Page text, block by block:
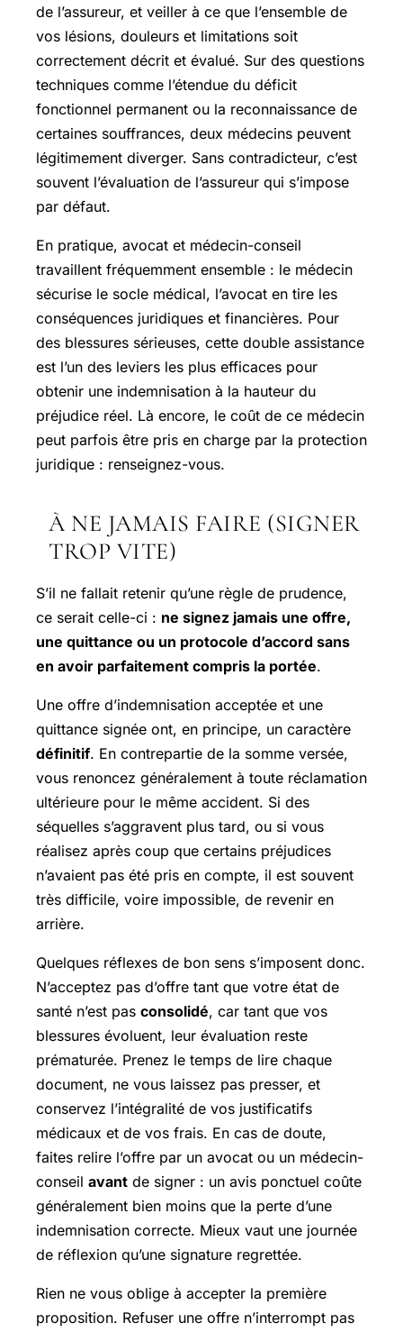
de l’assureur, et veiller à ce que l’ensemble de
vos lésions, douleurs et limitations soit
correctement décrit et évalué. Sur des questions
techniques comme l’étendue du déficit
fonctionnel permanent ou la reconnaissance de
certaines souffrances, deux médecins peuvent
légitimement diverger. Sans contradicteur, c’est
souvent l’évaluation de l’assureur qui s’impose
par défaut.
En pratique, avocat et médecin-conseil
travaillent fréquemment ensemble : le médecin
sécurise le socle médical, l’avocat en tire les
conséquences juridiques et financières. Pour
des blessures sérieuses, cette double assistance
est l’un des leviers les plus efficaces pour
obtenir une indemnisation à la hauteur du
préjudice réel. Là encore, le coût de ce médecin
peut parfois être pris en charge par la protection
juridique : renseignez-vous.
À NE JAMAIS FAIRE (SIGNER
TROP VITE)
S’il ne fallait retenir qu’une règle de prudence,
ce serait celle-ci : ne signez jamais une offre,
une quittance ou un protocole d’accord sans
en avoir parfaitement compris la portée.
Une offre d’indemnisation acceptée et une
quittance signée ont, en principe, un caractère
définitif. En contrepartie de la somme versée,
vous renoncez généralement à toute réclamation
ultérieure pour le même accident. Si des
séquelles s’aggravent plus tard, ou si vous
réalisez après coup que certains préjudices
n’avaient pas été pris en compte, il est souvent
très difficile, voire impossible, de revenir en
arrière.
Quelques réflexes de bon sens s’imposent donc.
N’acceptez pas d’offre tant que votre état de
santé n’est pas consolidé, car tant que vos
blessures évoluent, leur évaluation reste
prématurée. Prenez le temps de lire chaque
document, ne vous laissez pas presser, et
conservez l’intégralité de vos justificatifs
médicaux et de vos frais. En cas de doute,
faites relire l’offre par un avocat ou un médecin-
conseil avant de signer : un avis ponctuel coûte
généralement bien moins que la perte d’une
indemnisation correcte. Mieux vaut une journée
de réflexion qu’une signature regrettée.
Rien ne vous oblige à accepter la première
proposition. Refuser une offre n’interrompt pas